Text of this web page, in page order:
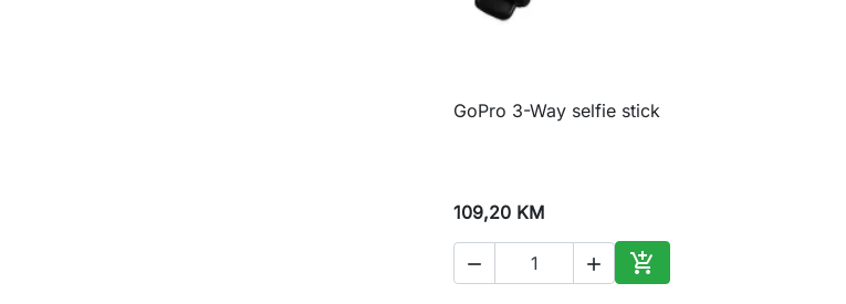
 Brzi pregled
GoPro 3-Way selfie stick
109,20 KM
  
Dodaj u korpu